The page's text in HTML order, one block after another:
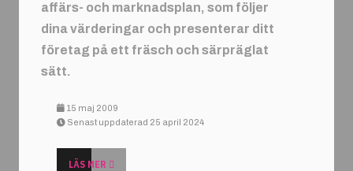
affärs- och marknadsplan, som följer
dina värderingar och presenterar ditt
företag på ett fräsch och särpräglat
sätt.
15 maj 2009
Senast uppdaterad 25 april 2024
LÄS MER